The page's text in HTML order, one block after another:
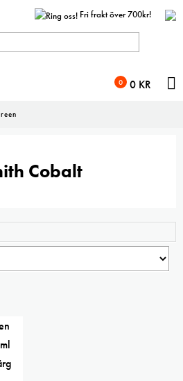
Fri frakt över 700kr!
0 0 KR
Cobalt